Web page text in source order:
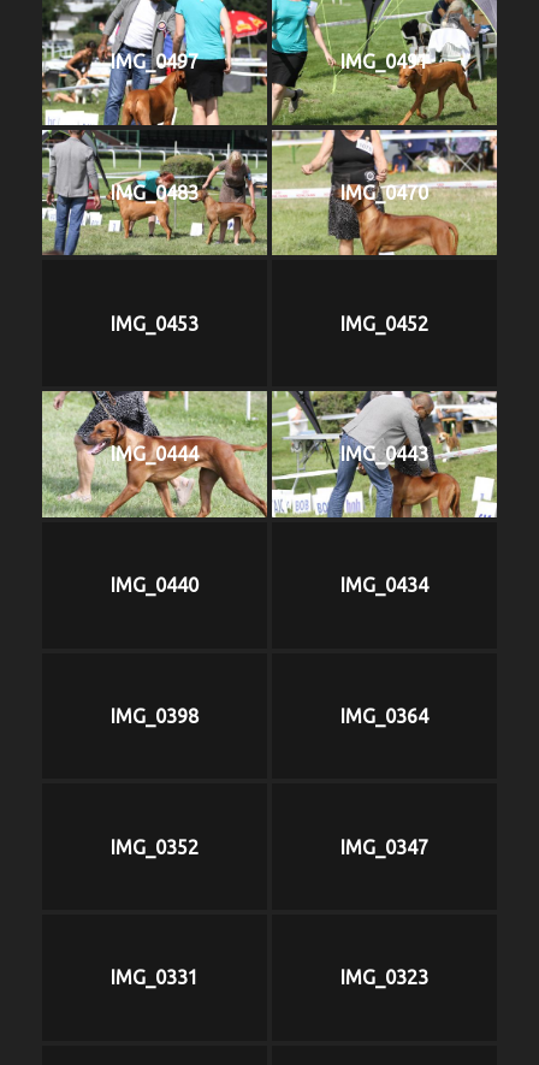
IMG_0497 IMG_0491
IMG_0483 IMG_0470
IMG_0453 IMG_0452
IMG_0444 IMG_0443
IMG_0440 IMG_0434
IMG_0398 IMG_0364
IMG_0352 IMG_0347
IMG_0331 IMG_0323